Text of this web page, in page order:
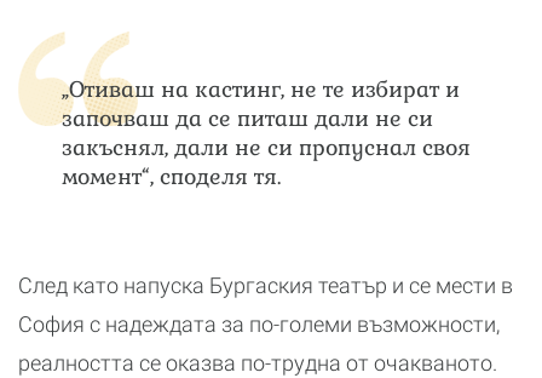
„Отиваш на кастинг, не те избират и
започваш да се питаш дали не си
закъснял, дали не си пропуснал своя
момент“, споделя тя.
След като напуска Бургаския театър и се мести в
София с надеждата за по-големи възможности,
реалността се оказва по-трудна от очакваното.